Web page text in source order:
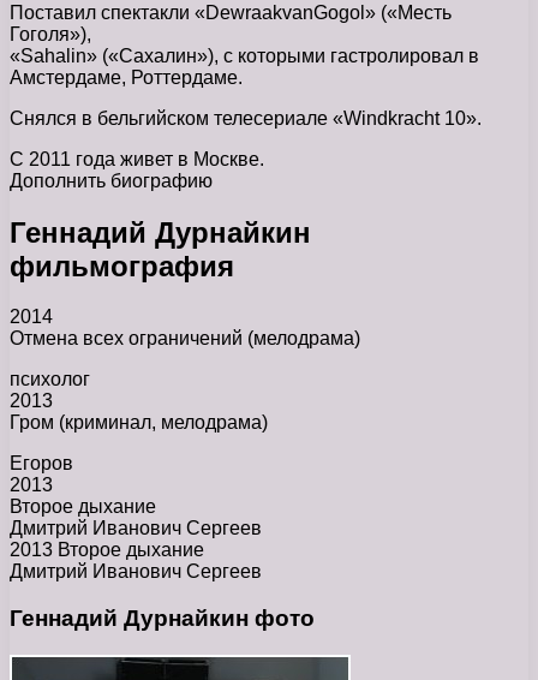
Поставил спектакли «DewraakvanGogol» («Месть
Гоголя»),
«Sahalin» («Сахалин»), с которыми гастролировал в
Амстердаме, Роттердаме.
Снялся в бельгийском телесериале «Windkracht 10».
С 2011 года живет в Москве.
Дополнить биографию
Геннадий Дурнайкин
фильмография
2014
Отмена всех ограничений (мелодрама)
психолог
2013
Гром (криминал, мелодрама)
Егоров
2013
Второе дыхание
Дмитрий Иванович Сергеев
2013 Второе дыхание
Дмитрий Иванович Сергеев
Геннадий Дурнайкин фото